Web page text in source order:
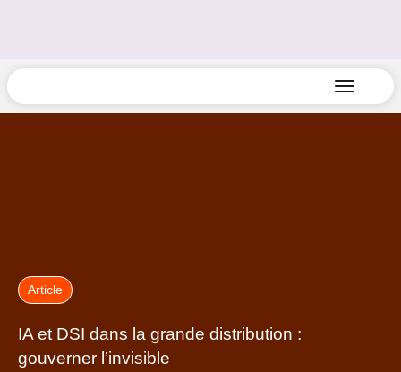
Article
IA et DSI dans la grande distribution :
gouverner l’invisible